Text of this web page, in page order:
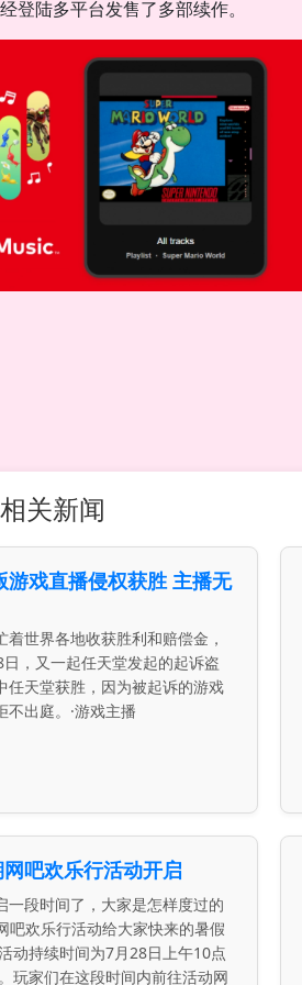
登陆多平台发售了多部续作。
相关新闻
游戏直播侵权获胜 主播无
世界各地收获胜利和赔偿金，
，又一起任天堂发起的起诉盗
任天堂获胜，因为被起诉的游戏
不出庭。·游戏主播
网吧欢乐行活动开启
一段时间了，大家是怎样度过的
吧欢乐行活动给大家快来的暑假
动持续时间为7月28日上午10点
玩家们在这段时间内前往活动网